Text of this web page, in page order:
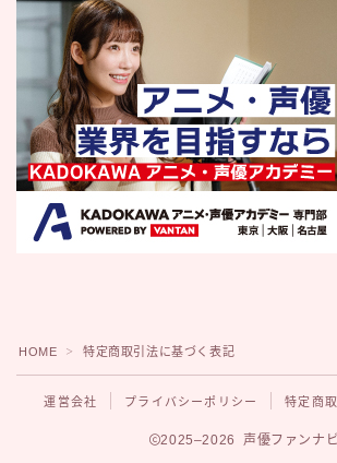
HOME ＞ 特定商取引法に基づく表記
運営会社 プライバシーポリシー 特定商
2025–2026 声優ファンナビ